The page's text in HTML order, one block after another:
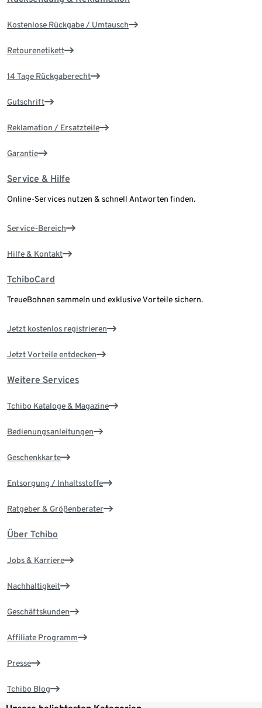
Kostenlose Rückgabe / Umtausch
Retourenetikett
14 Tage Rückgaberecht
Gutschrift
Reklamation / Ersatzteile
Garantie
Service & Hilfe
Online-Services nutzen & schnell Antworten finden.
Service-Bereich
Hilfe & Kontakt
TchiboCard
TreueBohnen sammeln und exklusive Vorteile sichern.
Jetzt kostenlos registrieren
Jetzt Vorteile entdecken
Weitere Services
Tchibo Kataloge & Magazine
Bedienungsanleitungen
Geschenkkarte
Entsorgung / Inhaltsstoffe
Ratgeber & Größenberater
Über Tchibo
Jobs & Karriere
Nachhaltigkeit
Geschäftskunden
Affiliate Programm
Presse
Tchibo Blog